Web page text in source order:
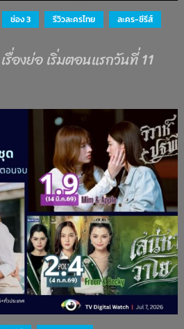
ช่อง 3 รีวิวละครไทย
ละคร-ซีรีส์
องย่อ เริ่มตอนแรกวันที่ 11